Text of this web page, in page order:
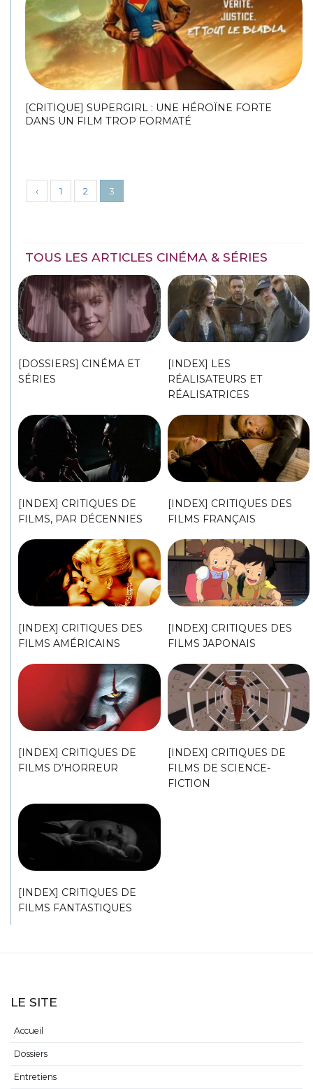
[CRITIQUE] SUPERGIRL : UNE HÉROÏNE FORTE
DANS UN FILM TROP FORMATÉ
‹ 1 2 3
TOUS LES ARTICLES CINÉMA & SÉRIES
[DOSSIERS] CINÉMA ET
SÉRIES
[INDEX] LES
RÉALISATEURS ET
RÉALISATRICES
[INDEX] CRITIQUES DE
FILMS, PAR DÉCENNIES
[INDEX] CRITIQUES DES
FILMS FRANÇAIS
[INDEX] CRITIQUES DES
FILMS AMÉRICAINS
[INDEX] CRITIQUES DES
FILMS JAPONAIS
[INDEX] CRITIQUES DE
FILMS D’HORREUR
[INDEX] CRITIQUES DE
FILMS DE SCIENCE-
FICTION
[INDEX] CRITIQUES DE
FILMS FANTASTIQUES
LE SITE
Accueil
Dossiers
Entretiens